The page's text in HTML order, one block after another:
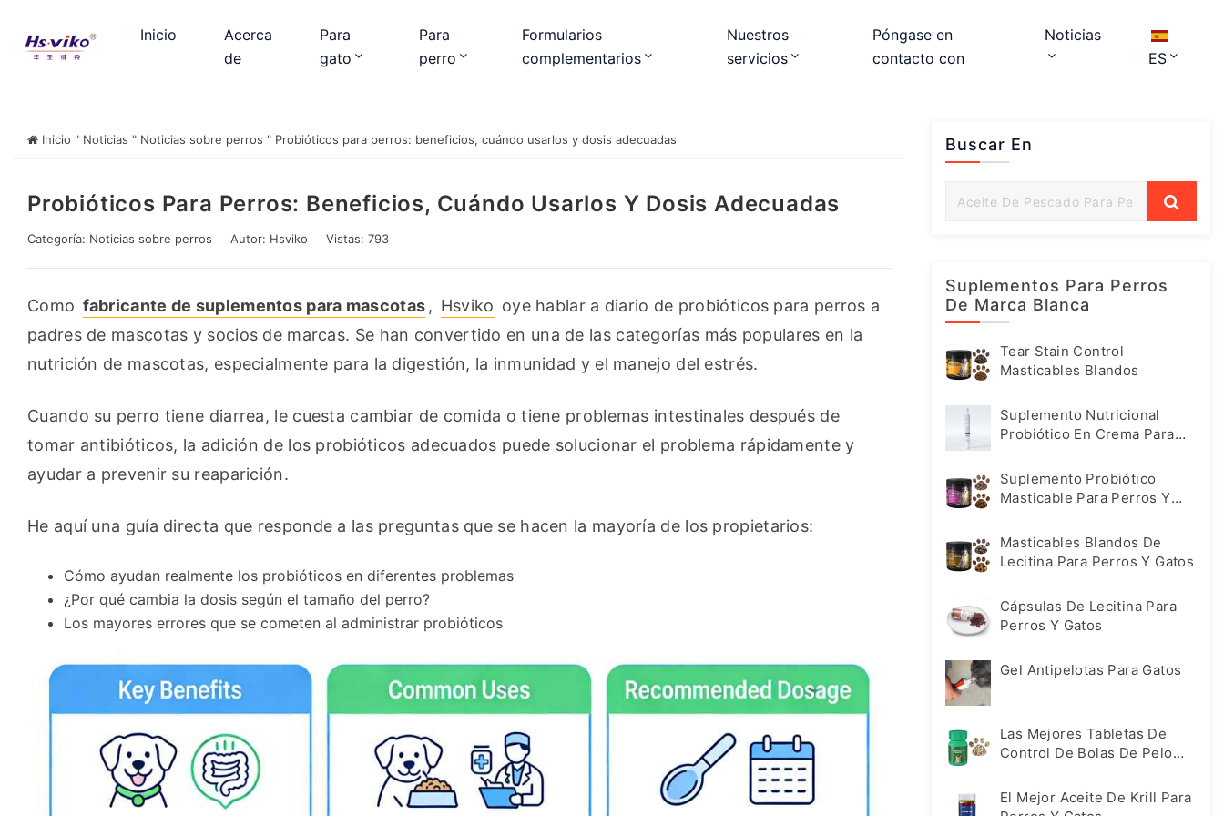
Inicio
Acerca
de
Para
gato
Para
perro
Formularios
complementarios
Nuestros
servicios
Póngase en
contacto con
Noticias
ES
Inicio " Noticias " Noticias sobre perros " Probióticos para perros: beneficios, cuándo usarlos y dosis adecuadas
Probióticos Para Perros: Beneficios, Cuándo Usarlos Y Dosis Adecuadas
Categoría: Noticias sobre perros Autor: Hsviko Vistas: 793
Como fabricante de suplementos para mascotas , Hsviko oye hablar a diario de probióticos para perros a
padres de mascotas y socios de marcas. Se han convertido en una de las categorías más populares en la
nutrición de mascotas, especialmente para la digestión, la inmunidad y el manejo del estrés.
Cuando su perro tiene diarrea, le cuesta cambiar de comida o tiene problemas intestinales después de
tomar antibióticos, la adición de los probióticos adecuados puede solucionar el problema rápidamente y
ayudar a prevenir su reaparición.
He aquí una guía directa que responde a las preguntas que se hacen la mayoría de los propietarios:
Cómo ayudan realmente los probióticos en diferentes problemas
¿Por qué cambia la dosis según el tamaño del perro?
Los mayores errores que se cometen al administrar probióticos
Buscar En
Suplementos Para Perros
De Marca Blanca
Tear Stain Control
Masticables Blandos
Suplemento Nutricional
Probiótico En Crema Para
Suplemento Probiótico
Masticable Para Perros Y
Masticables Blandos De
Lecitina Para Perros Y Gatos
Cápsulas De Lecitina Para
Perros Y Gatos
Gel Antipelotas Para Gatos
Las Mejores Tabletas De
Control De Bolas De Pelo
El Mejor Aceite De Krill Para